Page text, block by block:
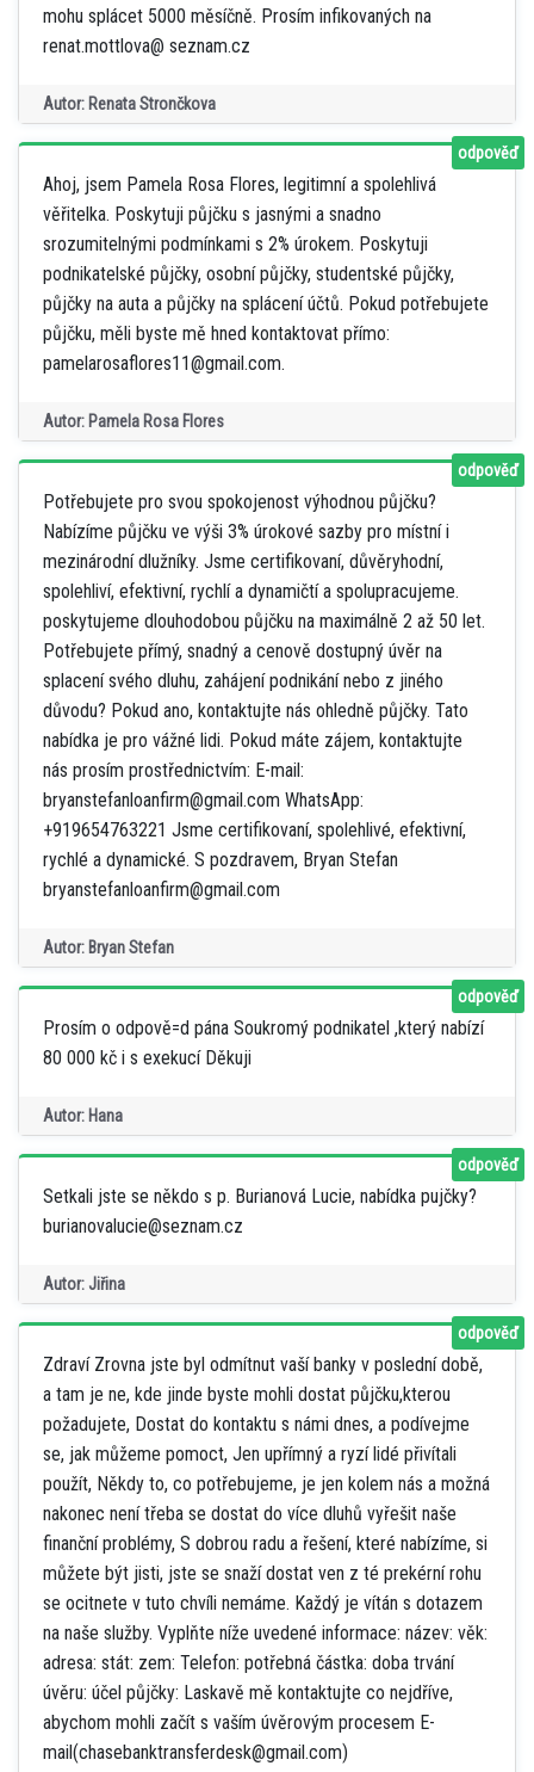
mohu splácet 5000 měsíčně. Prosím infikovaných na
renat.mottlova@ seznam.cz
Autor: Renata Strončkova
Ahoj, jsem Pamela Rosa Flores, legitimní a spolehlivá
věřitelka. Poskytuji půjčku s jasnými a snadno
srozumitelnými podmínkami s 2% úrokem. Poskytuji
podnikatelské půjčky, osobní půjčky, studentské půjčky,
půjčky na auta a půjčky na splácení účtů. Pokud potřebujete
půjčku, měli byste mě hned kontaktovat přímo:
pamelarosaflores11@gmail.com.
Autor: Pamela Rosa Flores
odpověď
Potřebujete pro svou spokojenost výhodnou půjčku?
Nabízíme půjčku ve výši 3% úrokové sazby pro místní i
mezinárodní dlužníky. Jsme certifikovaní, důvěryhodní,
spolehliví, efektivní, rychlí a dynamičtí a spolupracujeme.
poskytujeme dlouhodobou půjčku na maximálně 2 až 50 let.
Potřebujete přímý, snadný a cenově dostupný úvěr na
splacení svého dluhu, zahájení podnikání nebo z jiného
důvodu? Pokud ano, kontaktujte nás ohledně půjčky. Tato
nabídka je pro vážné lidi. Pokud máte zájem, kontaktujte
nás prosím prostřednictvím: E-mail:
bryanstefanloanfirm@gmail.com WhatsApp:
+919654763221 Jsme certifikovaní, spolehlivé, efektivní,
rychlé a dynamické. S pozdravem, Bryan Stefan
bryanstefanloanfirm@gmail.com
Autor: Bryan Stefan
odpověď
Prosím o odpově=d pána Soukromý podnikatel ,který nabízí
80 000 kč i s exekucí Děkuji
Autor: Hana
odpověď
Setkali jste se někdo s p. Burianová Lucie, nabídka pujčky?
burianovalucie@seznam.cz
Autor: Jiřina
odpověď
Zdraví Zrovna jste byl odmítnut vaší banky v poslední době,
a tam je ne, kde jinde byste mohli dostat půjčku,kterou
požadujete, Dostat do kontaktu s námi dnes, a podívejme
se, jak můžeme pomoct, Jen upřímný a ryzí lidé přivítali
použít, Někdy to, co potřebujeme, je jen kolem nás a možná
nakonec není třeba se dostat do více dluhů vyřešit naše
finanční problémy, S dobrou radu a řešení, které nabízíme, si
můžete být jisti, jste se snaží dostat ven z té prekérní rohu
se ocitnete v tuto chvíli nemáme. Každý je vítán s dotazem
na naše služby. Vyplňte níže uvedené informace: název: věk:
adresa: stát: zem: Telefon: potřebná částka: doba trvání
úvěru: účel půjčky: Laskavě mě kontaktujte co nejdříve,
abychom mohli začít s vaším úvěrovým procesem E-
mail(chasebanktransferdesk@gmail.com)
odpověď